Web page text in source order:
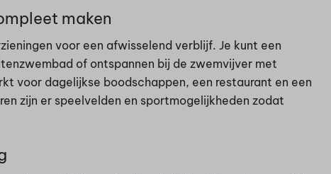
maken
voor een afwisselend verblijf. Je kunt een
of ontspannen bij de zwemvijver met
voor dagelijkse boodschappen, een restaurant en een
zijn er speelvelden en sportmogelijkheden zodat